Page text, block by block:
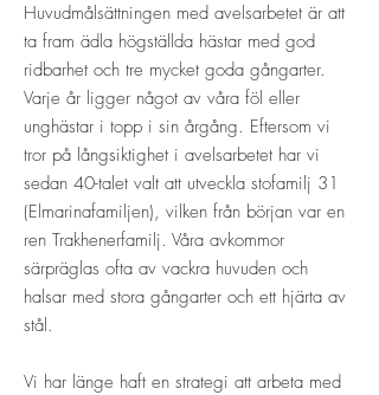
Huvudmålsättningen med avelsarbetet är att
ta fram ädla högställda hästar med god
ridbarhet och tre mycket goda gångarter.
Varje år ligger något av våra föl eller
unghästar i topp i sin årgång. Eftersom vi
tror på långsiktighet i avelsarbetet har vi
sedan 40-talet valt att utveckla stofamilj 31
(Elmarinafamiljen), vilken från början var en
ren Trakhenerfamilj. Våra avkommor
särpräglas ofta av vackra huvuden och
halsar med stora gångarter och ett hjärta av
stål.
Vi har länge haft en strategi att arbeta med